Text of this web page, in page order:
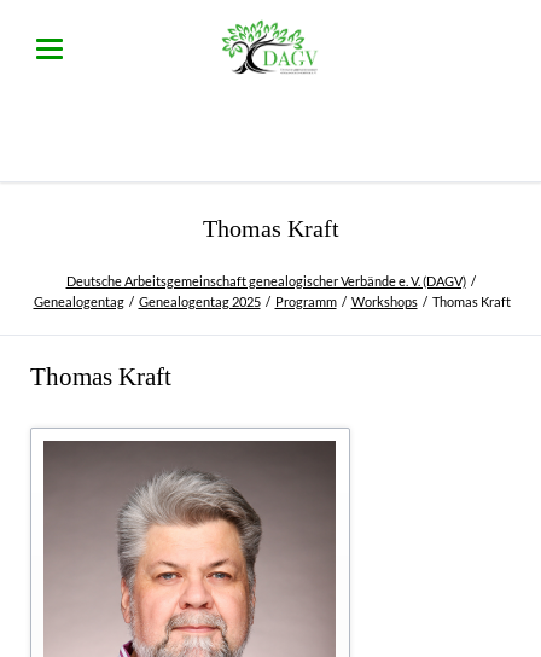
Thomas Kraft
Deutsche Arbeitsgemeinschaft genealogischer Verbände e. V. (DAGV)
Genealogentag
Genealogentag 2025 Programm Workshops Thomas Kraft
Thomas Kraft